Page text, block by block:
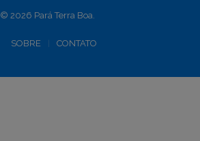
© 2026 Pará Terra Boa.
SOBRE CONTATO